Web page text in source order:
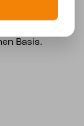
Muster
Basis.